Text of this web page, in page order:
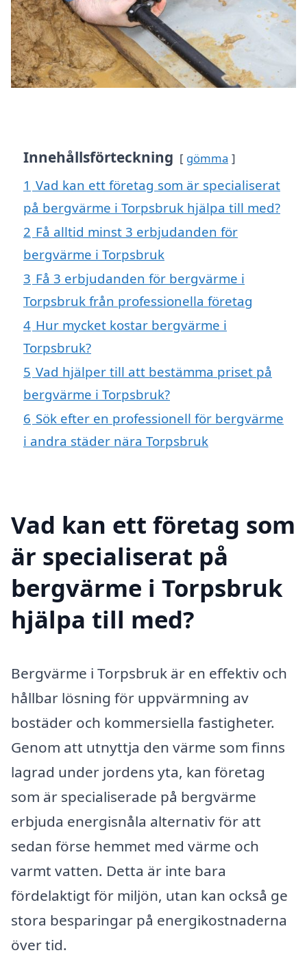
Innehållsförteckning gömma
1 Vad kan ett företag som är specialiserat
på bergvärme i Torpsbruk hjälpa till med?
2 Få alltid minst 3 erbjudanden för
bergvärme i Torpsbruk
3 Få 3 erbjudanden för bergvärme i
Torpsbruk från professionella företag
4 Hur mycket kostar bergvärme i
Torpsbruk?
5 Vad hjälper till att bestämma priset på
bergvärme i Torpsbruk?
6 Sök efter en professionell för bergvärme
i andra städer nära Torpsbruk
Vad kan ett företag som
är specialiserat på
bergvärme i Torpsbruk
hjälpa till med?
Bergvärme i Torpsbruk är en effektiv och
hållbar lösning för uppvärmning av
bostäder och kommersiella fastigheter.
Genom att utnyttja den värme som finns
lagrad under jordens yta, kan företag
som är specialiserade på bergvärme
erbjuda energisnåla alternativ för att
sedan förse hemmet med värme och
varmt vatten. Detta är inte bara
fördelaktigt för miljön, utan kan också ge
stora besparingar på energikostnaderna
över tid.